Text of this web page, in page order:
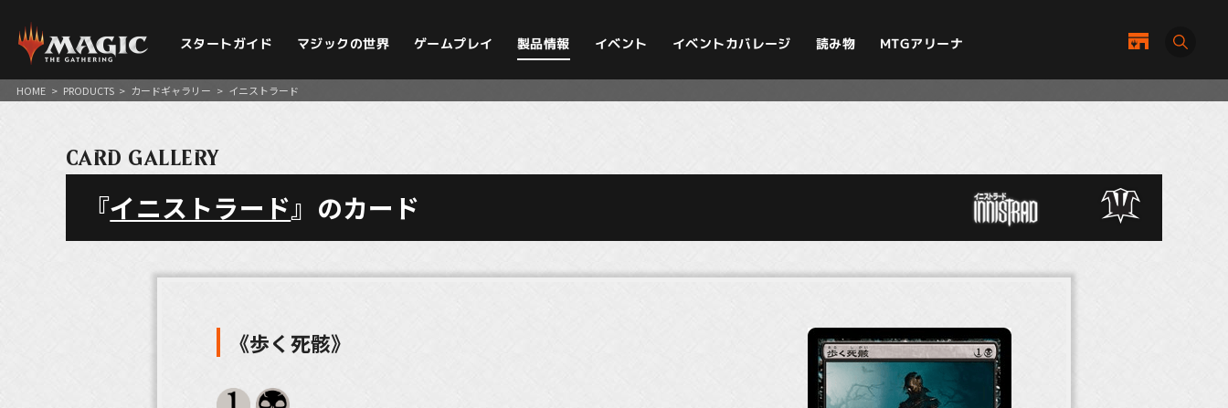
スタートガイド マジックの世界 ゲームプレイ 製品情報 イベント イベントカバレージ 読み物 MTGアリーナ
HOME > PRODUCTS > カードギャラリー > イニストラード
CARD GALLERY
『イニストラード』のカード
《歩く死骸》